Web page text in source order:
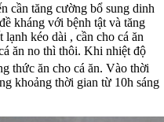
tăng cường bổ sung dinh
kháng với bệnh tật và tăng
kéo dài , cần cho cá ăn
ăn no thì thôi. Khi nhiệt độ
thức ăn cho cá ăn. Vào thời
khoảng thời gian từ 10h sáng